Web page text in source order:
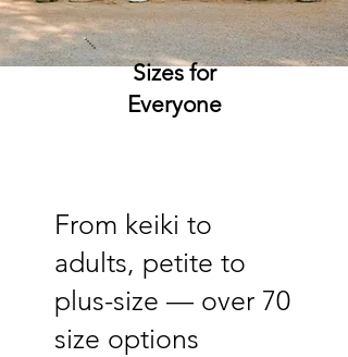
Sizes for
Everyone
From keiki to
adults, petite to
plus-size — over 70
size options